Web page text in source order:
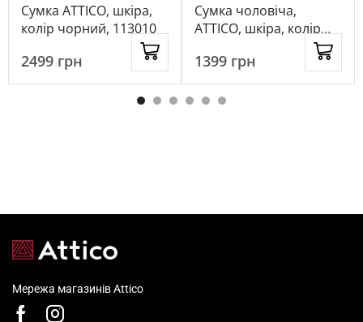
Сумка ATTICO, шкіра,
колір чорний, 113010
2499 грн
Сумка чоловіча,
ATTICO, шкіра, колір
1399 грн
Мережа магазинів Attico